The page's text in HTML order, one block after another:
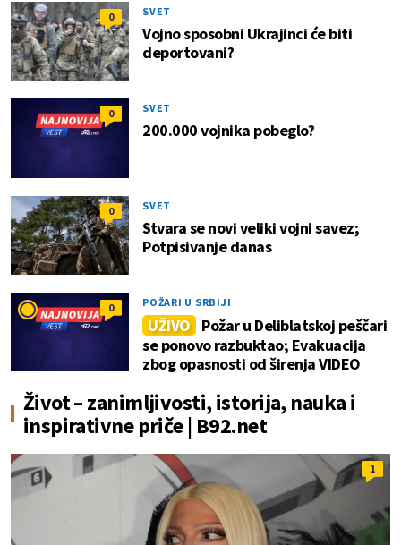
0 SVET
Vojno sposobni Ukrajinci će biti
deportovani?
0 SVET
200.000 vojnika pobeglo?
0 SVET
Stvara se novi veliki vojni savez;
Potpisivanje danas
0 POŽARI U SRBIJI
UŽIVO Požar u Deliblatskoj peščari
se ponovo razbuktao; Evakuacija
zbog opasnosti od širenja VIDEO
Život – zanimljivosti, istorija, nauka i
inspirativne priče | B92.net
1